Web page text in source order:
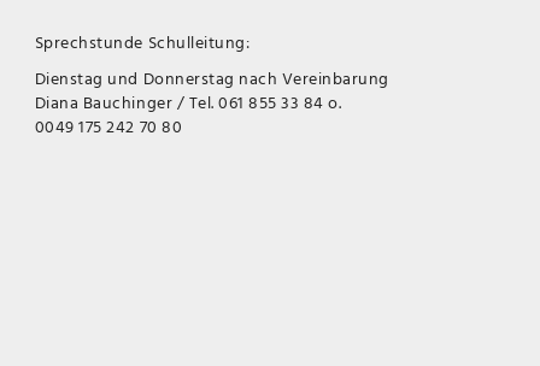
Sprechstunde Schulleitung:
Dienstag und Donnerstag nach Vereinbarung
Diana Bauchinger / Tel. 061 855 33 84 o.
0049 175 242 70 80